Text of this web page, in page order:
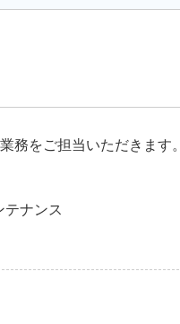
務をご担当いただきます。
テナンス